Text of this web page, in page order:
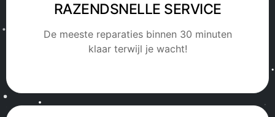
RAZENDSNELLE SERVICE
De meeste reparaties binnen 30 minuten
klaar terwijl je wacht!